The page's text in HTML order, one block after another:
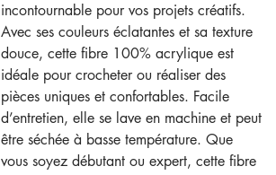
incontournable pour vos projets créatifs.
Avec ses couleurs éclatantes et sa texture
douce, cette fibre 100% acrylique est
idéale pour crocheter ou réaliser des
pièces uniques et confortables. Facile
d’entretien, elle se lave en machine et peut
être séchée à basse température. Que
vous soyez débutant ou expert, cette fibre